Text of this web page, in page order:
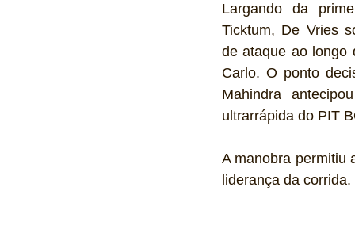
Largando da
Ticktum, De Vries
de ataque ao longo
Carlo. O ponto
Mahindra
ultrarrápida do PIT
A manobra permitiu
liderança da corrida.